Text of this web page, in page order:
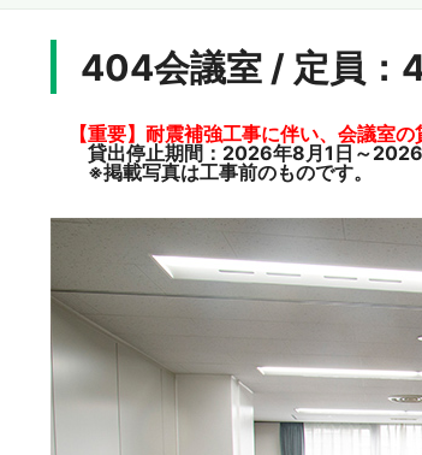
要
404会議室 / 定員：
【重要】耐震補強工事に伴い、会議室の
貸出停止期間：2026年8月1日～
※掲載写真は工事前のものです。